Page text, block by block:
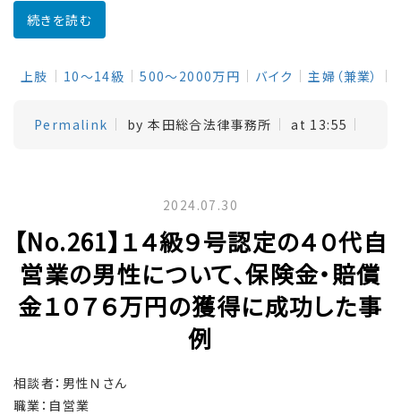
続きを読む
上肢 10～14級 500～2000万円 バイク 主婦（兼業）
Permalink by 本田総合法律事務所 at 13:55
2024.07.30
【No.261】１４級９号認定の４０代自
営業の男性について、保険金・賠償
金１０７６万円の獲得に成功した事
例
相談者：男性Ｎさん
職業：自営業